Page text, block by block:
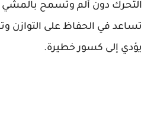
التحرك دون ألم وتسمح بالمشي
تساعد في الحفاظ على التوازن
يؤدي إلى كسور خطيرة.